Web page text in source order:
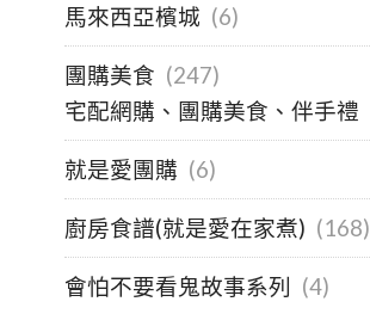
馬來西亞檳城 (6)
團購美食 (247)
宅配網購、團購美食、伴手禮
就是愛團購 (6)
廚房食譜(就是愛在家煮) (168)
會怕不要看鬼故事系列 (4)